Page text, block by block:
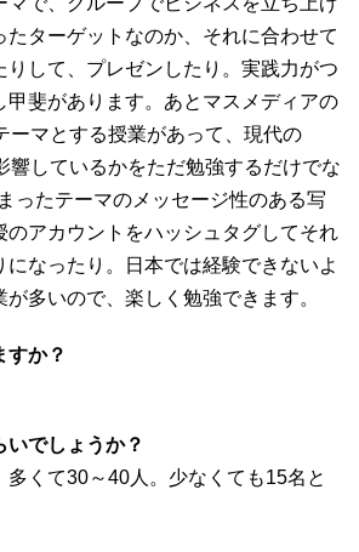
たターゲットなのか、それに合わせて
りして、プレゼンしたり。実践力がつ
甲斐があります。あとマスメディアの
ーマとする授業があって、現代の
響しているかをただ勉強するだけでな
ったテーマのメッセージ性のある写
のアカウントをハッシュタグしてそれ
になったり。日本では経験できないよ
多いので、楽しく勉強できます。
すか？
いでしょうか？
多くて30～40人。少なくても15名と